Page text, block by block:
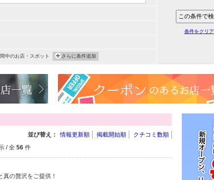
中のお店・スポット さらに条件追加
条件をクリア
並び替え： 情報更新順 掲載開始順 クチコミ数順
/ 全 56 件
の贅沢をご提供！